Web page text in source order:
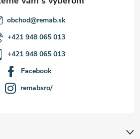
obchod@remab.sk
+421 948 065 013
+421 948 065 013
Facebook
remabsro/